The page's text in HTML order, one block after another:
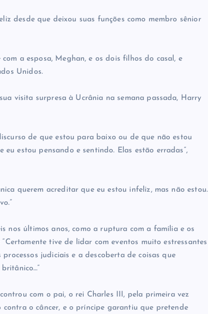
desde que deixou suas funções como membro sênior
a esposa, Meghan, e os dois filhos do casal, e
Unidos.
visita surpresa à Ucrânia na semana passada, Harry
de que estou para baixo ou de que não estou
estou pensando e sentindo. Elas estão erradas”,
querem acreditar que eu estou infeliz, mas não estou.
nos últimos anos, como a ruptura com a família e os
tive de lidar com eventos muito estressantes
judiciais e a descoberta de coisas que
com o pai, o rei Charles III, pela primeira vez
o câncer, e o príncipe garantiu que pretende